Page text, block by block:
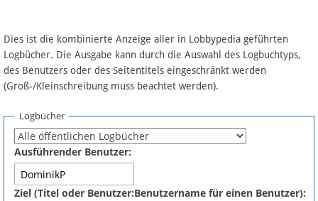
Artikel nach Kategorien
FAQ
Fördermitglied werden
Fehler melden
Dies ist die kombinierte Anzeige aller in Lobbypedia geführten
Logbücher. Die Ausgabe kann durch die Auswahl des Logbuchtyps,
des Benutzers oder des Seitentitels eingeschränkt werden
(Groß-/Kleinschreibung muss beachtet werden).
Logbücher
Ausführender Benutzer:
Ziel (Titel oder Benutzer:Benutzername für einen Benutzer):